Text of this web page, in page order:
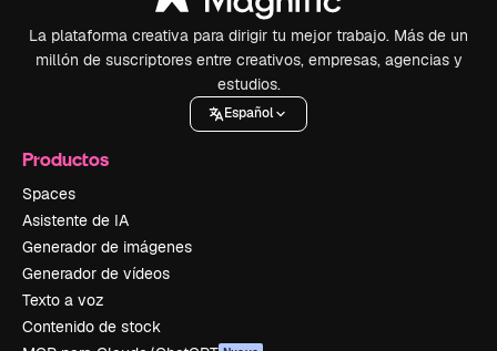
La plataforma creativa para dirigir tu mejor trabajo. Más de un
millón de suscriptores entre creativos, empresas, agencias y
estudios.
Español
Productos
Spaces
Asistente de IA
Generador de imágenes
Generador de vídeos
Texto a voz
Contenido de stock